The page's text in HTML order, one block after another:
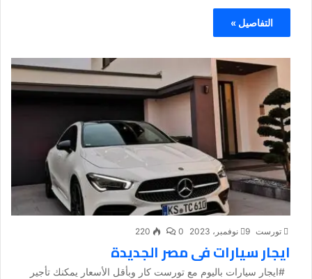
التفاصيل »
تورست 9 نوفمبر، 2023 0
220
ايجار سيارات فى مصر الجديدة
#ايجار سيارات باليوم مع تورست كار وبأقل الأسعار يمكنك تأجير